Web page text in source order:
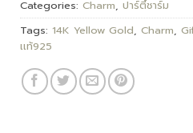
Categories: Charm, ปาร์ตี้ชาร์ม
Tags: 14K Yellow Gold, Charm,
เเท้925